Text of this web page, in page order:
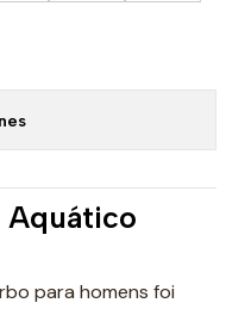
Aquático
para homens foi